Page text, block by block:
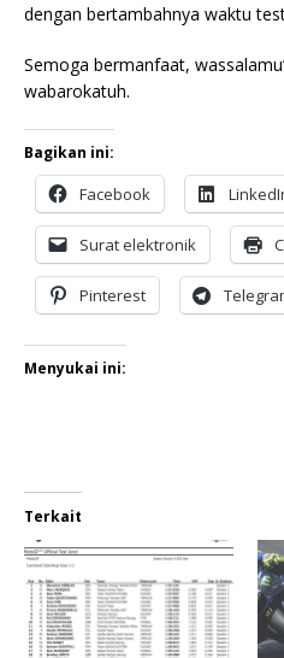
dengan bertambahnya waktu
Semoga bermanfaat,
wabarokatuh.
Bagikan ini:
Facebook
Surat elektronik
Pinterest
Menyukai ini:
Terkait